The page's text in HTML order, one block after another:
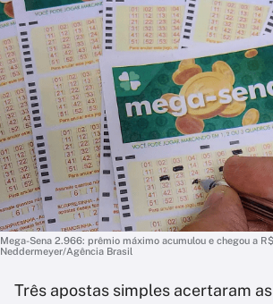
Mega-Sena 2.966: prêmio máximo acumulou e chegou a
Neddermeyer/Agência Brasil
Três apostas simples acertaram